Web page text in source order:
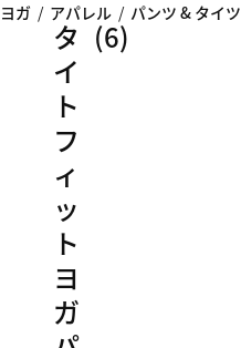
ヨガ / アパレル / パンツ & タイツ
タ
イ
ト
フ
ィ
ッ
ト
ヨ
ガ
(6)